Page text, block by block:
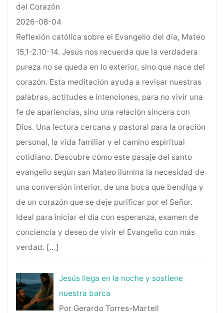
del Corazón
2026-08-04
Reflexión católica sobre el Evangelio del día, Mateo
15,1-2.10-14. Jesús nos recuerda que la verdadera
pureza no se queda en lo exterior, sino que nace del
corazón. Esta meditación ayuda a revisar nuestras
palabras, actitudes e intenciones, para no vivir una
fe de apariencias, sino una relación sincera con
Dios. Una lectura cercana y pastoral para la oración
personal, la vida familiar y el camino espiritual
cotidiano. Descubre cómo este pasaje del santo
evangelio según san Mateo ilumina la necesidad de
una conversión interior, de una boca que bendiga y
de un corazón que se deje purificar por el Señor.
Ideal para iniciar el día con esperanza, examen de
conciencia y deseo de vivir el Evangelio con más
verdad. […]
Jesús llega en la noche y sostiene
nuestra barca
Por Gerardo Torres-Martell